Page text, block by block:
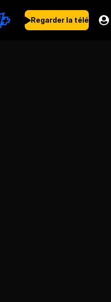
Regarder la télé